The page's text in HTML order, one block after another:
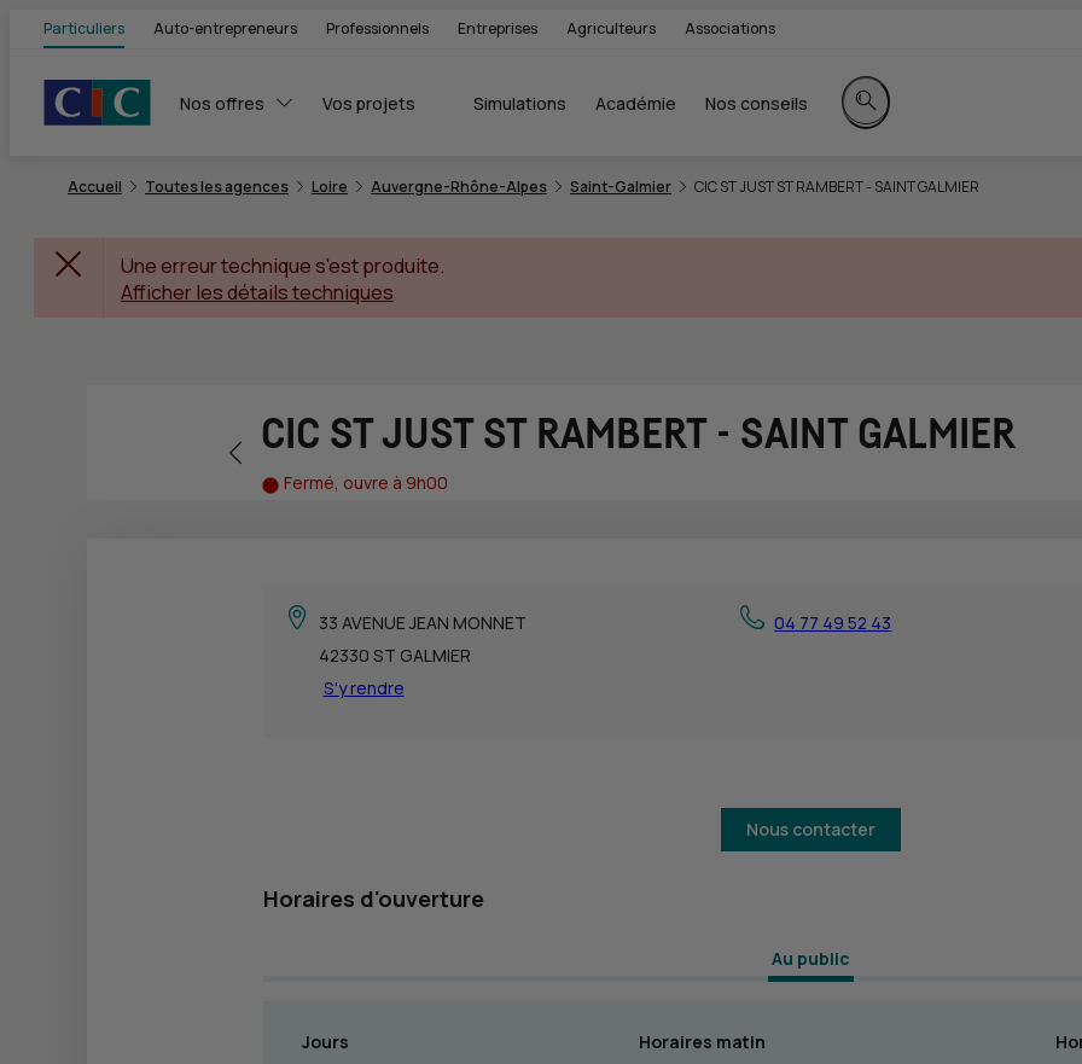
Particuliers Auto-entrepreneurs Professionnels Entreprises Agriculteurs Associations
Nos offres Vos projets Simulations Académie Nos conseils
Rechercher sur le site
Accueil Toutes les agences Loire Auvergne-Rhône-Alpes Saint-Galmier CIC ST JUST ST RAMBERT - SAINT GALMIER
Une erreur technique s'est produite.
Afficher les détails techniques
Retour vers la page précédente
CIC ST JUST ST RAMBERT - SAINT GALMIER
Fermé, ouvre à 9h00
33 AVENUE JEAN MONNET
42330 ST GALMIER
S'y rendre
04 77 49 52 43
Nous contacter
Horaires d'ouverture
Au public
Jours Horaires matin